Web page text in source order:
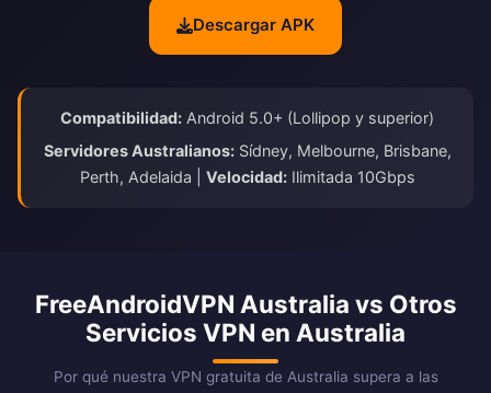
Descargar APK
Compatibilidad: Android 5.0+ (Lollipop y superior)
Servidores Australianos:Sídney, Melbourne, Brisbane,
Perth, Adelaida | Velocidad:Ilimitada 10Gbps
FreeAndroidVPN Australia vs Otros
Servicios VPN en Australia
Por qué nuestra VPN gratuita de Australia supera a las